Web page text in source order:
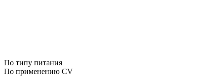
По типу питания
По применению CV